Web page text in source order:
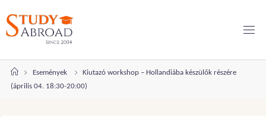
tartalomhoz
KezdőlapEsemények
Kiutazó workshop – Hollandiába készülők részére
(április 04. 18:30-20:00)